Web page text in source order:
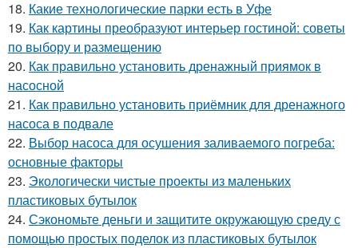
18. Какие технологические парки есть в Уфе
19. Как картины преобразуют интерьер гостиной: советы
по выбору и размещению
20. Как правильно установить дренажный приямок в
насосной
21. Как правильно установить приёмник для дренажного
насоса в подвале
22. Выбор насоса для осушения заливаемого погреба:
основные факторы
23. Экологически чистые проекты из маленьких
пластиковых бутылок
24. Сэкономьте деньги и защитите окружающую среду с
помощью простых поделок из пластиковых бутылок